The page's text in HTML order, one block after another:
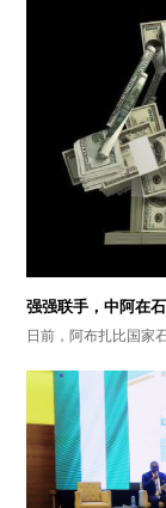
强强联手，中阿在
日前，阿布扎比国家